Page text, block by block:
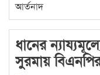
ধানের
সুরমায়